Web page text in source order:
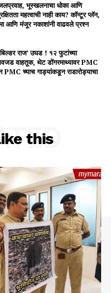
भूस्खलनाचा धोका आणि
महत्वाची नाही काय? कॉन्टूर प्लॅन,
आणि मंजूर नकाशांनी वाढवले प्रश्न
राज’ उघड ! १२ फुटांच्या
वाहतूक, थेट डोंगरमाथ्यावर PMC
PMC च्याच गाड्यांकडून राडारोड्याचा
this